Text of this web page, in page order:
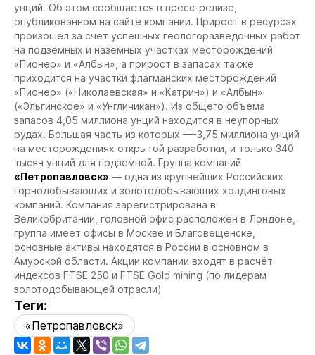
унций. Об этом сообщается в пресс-релизе,
опубликованном на сайте компании. Прирост в ресурсах
произошел за счет успешных геологоразведочных работ
на подземных и наземных участках месторождений
«Пионер» и «Албын», а прирост в запасах также
приходится на участки флагманских месторождений
«Пионер» («Николаевская» и «Катрин») и «Албын»
(«Эльгинское» и «Унгличикан»). Из общего объема
запасов 4,05 миллиона унций находится в неупорных
рудах. Большая часть из которых —-3,75 миллиона унций
на месторождениях открытой разработки, и только 340
тысяч унций для подземной. Группа компаний
«Петропавловск» — одна из крупнейших Российских
горнодобывающих и золотодобывающих холдинговых
компаний. Компания зарегистрирована в
Великобритании, головной офис расположен в Лондоне,
группа имеет офисы в Москве и Благовещенске,
основные активы находятся в России в основном в
Амурской области. Акции компании входят в расчёт
индексов FTSE 250 и FTSE Gold mining (по лидерам
золотодобывающей отрасли)
Теги:
«Петропавловск»